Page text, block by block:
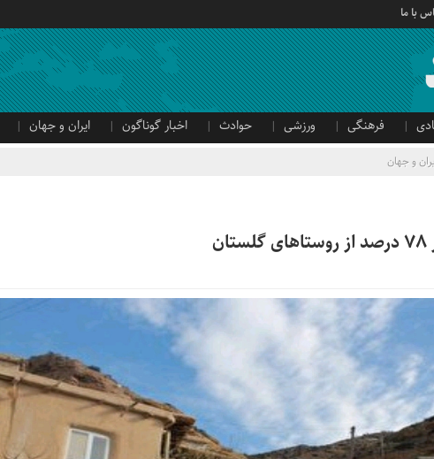
با ما
فرهنگی ورزشی حوادث اخبار گوناگون ایران و جهان
و جهان